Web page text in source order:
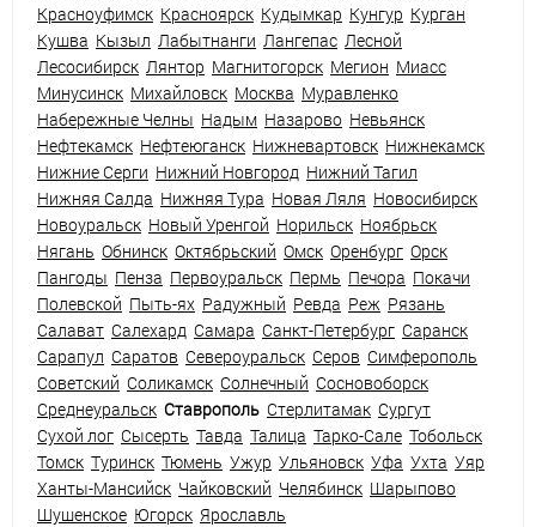
Красноуфимск Красноярск Кудымкар Кунгур Курган
Кушва Кызыл Лабытнанги Лангепас Лесной
Лесосибирск Лянтор Магнитогорск Мегион Миасс
Минусинск Михайловск Москва Муравленко
Набережные Челны Надым Назарово Невьянск
Нефтекамск Нефтеюганск Нижневартовск Нижнекамск
Нижние Серги Нижний Новгород Нижний Тагил
Нижняя Салда Нижняя Тура Новая Ляля Новосибирск
Новоуральск Новый Уренгой Норильск Ноябрьск
Нягань Обнинск Октябрьский Омск Оренбург Орск
Пангоды Пенза Первоуральск Пермь Печора Покачи
Полевской Пыть-ях Радужный Ревда Реж Рязань
Салават Салехард Самара Санкт-Петербург Саранск
Сарапул Саратов Североуральск Серов Симферополь
Советский Соликамск Солнечный Сосновоборск
Среднеуральск Ставрополь Стерлитамак Сургут
Сухой лог Сысерть Тавда Талица Тарко-Сале Тобольск
Томск Туринск Тюмень Ужур Ульяновск Уфа Ухта Уяр
Ханты-Мансийск Чайковский Челябинск Шарыпово
Шушенское Югорск Ярославль